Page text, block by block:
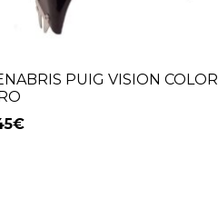
PUIG VISION COLOR
€